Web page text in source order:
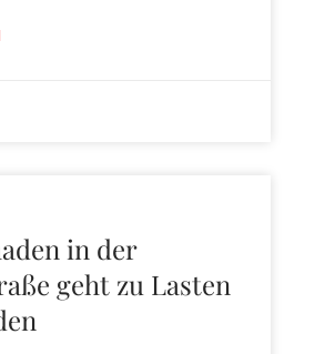
in der
geht zu Lasten